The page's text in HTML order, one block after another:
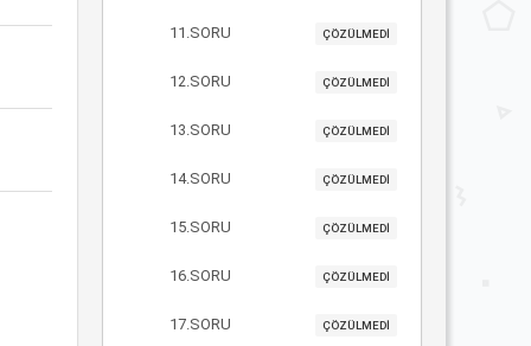
11.SORU ÇÖZÜLMEDİ
12.SORU ÇÖZÜLMEDİ
13.SORU ÇÖZÜLMEDİ
14.SORU ÇÖZÜLMEDİ
15.SORU ÇÖZÜLMEDİ
16.SORU ÇÖZÜLMEDİ
17.SORU ÇÖZÜLMEDİ